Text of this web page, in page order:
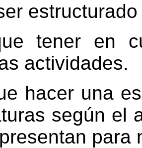
tener en
actividades.
hacer una
según el
para